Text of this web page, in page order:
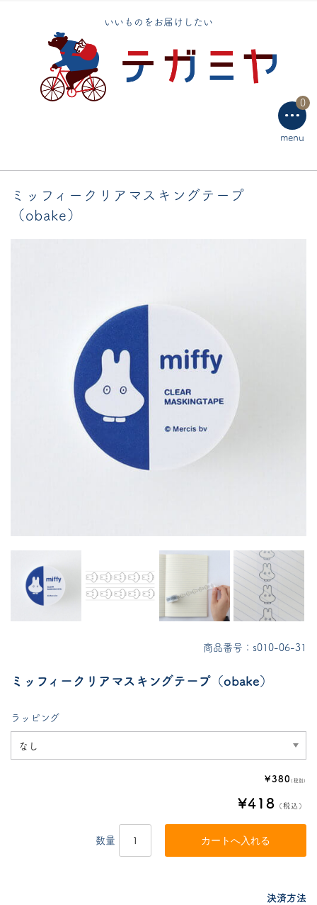
いいものをお届けしたい
0
テーブルウェア
ラッピング用品
menu
ミッフィークリアマスキングテープ
（obake）
商品番号：s010-06-31
ミッフィークリアマスキングテープ（obake）
ラッピング
¥380(税別)
¥418 （税込）
数量
決済方法